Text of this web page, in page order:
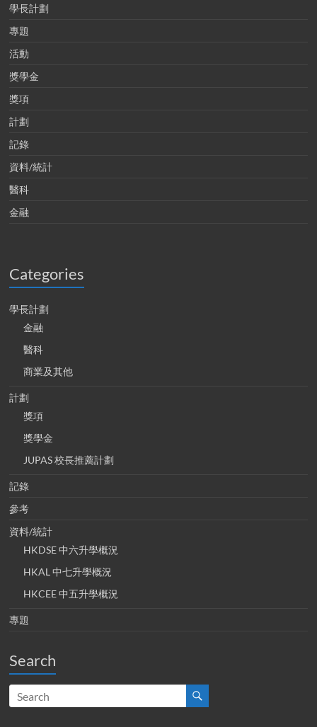
學長計劃
專題
活動
獎學金
獎項
計劃
記錄
資料/統計
醫科
金融
Categories
學長計劃
金融
醫科
商業及其他
計劃
獎項
獎學金
JUPAS 校長推薦計劃
記錄
參考
資料/統計
HKDSE 中六升學概況
HKAL 中七升學概況
HKCEE 中五升學概況
專題
Search